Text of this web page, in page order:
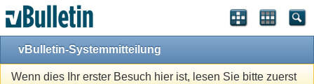
vBulletin-Systemmitteilung
Wenn dies Ihr erster Besuch hier ist, lesen Sie bitte zuerst